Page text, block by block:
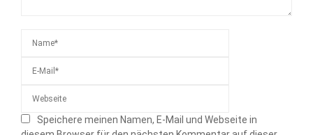
Speichere meinen Namen, E-Mail und Webseite in